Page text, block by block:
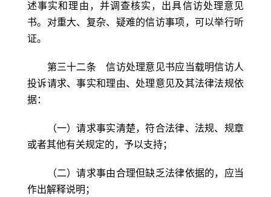
述事实和理由，并调查核实，出具信访处理意见
书。对重大、复杂、疑难的信访事项，可以举行听
证。
第三十二条 信访处理意见书应当载明信访人
投诉请求、事实和理由、处理意见及其法律法规依
据：
（一）请求事实清楚，符合法律、法规、规章
或者其他有关规定的，予以支持；
（二）请求事由合理但缺乏法律依据的，应当
作出解释说明；